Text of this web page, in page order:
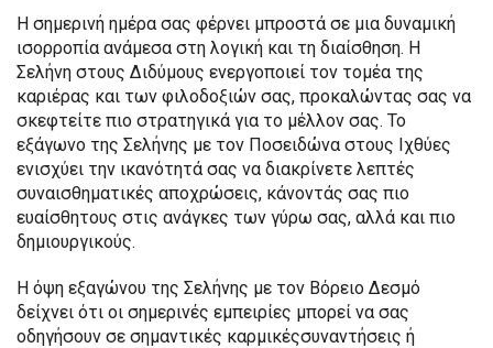
Η σημερινή ημέρα σας φέρνει μπροστά σε μια δυναμική
ισορροπία ανάμεσα στη λογική και τη διαίσθηση. Η
Σελήνη στους Διδύμους ενεργοποιεί τον τομέα της
καριέρας και των φιλοδοξιών σας, προκαλώντας σας να
σκεφτείτε πιο στρατηγικά για το μέλλον σας. Το
εξάγωνο της Σελήνης με τον Ποσειδώνα στους Ιχθύες
ενισχύει την ικανότητά σας να διακρίνετε λεπτές
συναισθηματικές αποχρώσεις, κάνοντάς σας πιο
ευαίσθητους στις ανάγκες των γύρω σας, αλλά και πιο
δημιουργικούς.
Η όψη εξαγώνου της Σελήνης με τον Βόρειο Δεσμό
δείχνει ότι οι σημερινές εμπειρίες μπορεί να σας
οδηγήσουν σε σημαντικές καρμικέςσυναντήσεις ή